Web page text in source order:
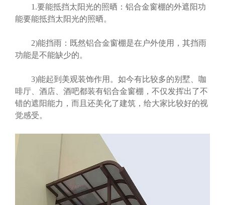
1.要能抵挡太阳光的照晒：铝合金窗棚的外遮阳功
能要能抵挡太阳光的照晒。
2)能挡雨：既然铝合金窗棚是在户外使用，其挡雨
功能是不能缺少的。
3)能起到美观装饰作用。如今有比较多的别墅、咖
啡厅、酒店、酒吧都装有铝合金窗棚，不仅发挥出了不
错的遮阳能力，而且还美化了建筑，给大家比较好的视
觉感受。